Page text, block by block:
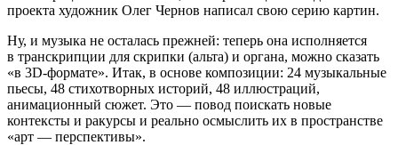
проекта художник Олег Чернов написал свою серию картин.
Ну, и музыка не осталась прежней: теперь она исполняется
в транскрипции для скрипки (альта) и органа, можно сказать
«в 3D-формате». Итак, в основе композиции: 24 музыкальные
пьесы, 48 стихотворных историй, 48 иллюстраций,
анимационный сюжет. Это — повод поискать новые
контексты и ракурсы и реально осмыслить их в пространстве
«арт — перспективы».